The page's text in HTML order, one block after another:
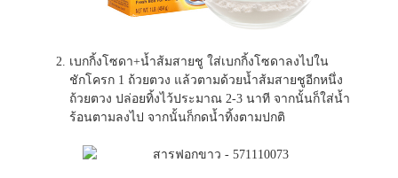
เบกกิ้งโซดา+น้ำส้มสายชู ใส่เบกกิ้งโซดาลงไปใน
ชักโครก 1 ถ้วยตวง แล้วตามด้วยน้ำส้มสายชูอีกหนึ่ง
ถ้วยตวง ปล่อยทิ้งไว้ประมาณ 2-3 นาที จากนั้นก็ใส่น้ำ
ร้อนตามลงไป จากนั้นก็กดน้ำทิ้งตามปกติ